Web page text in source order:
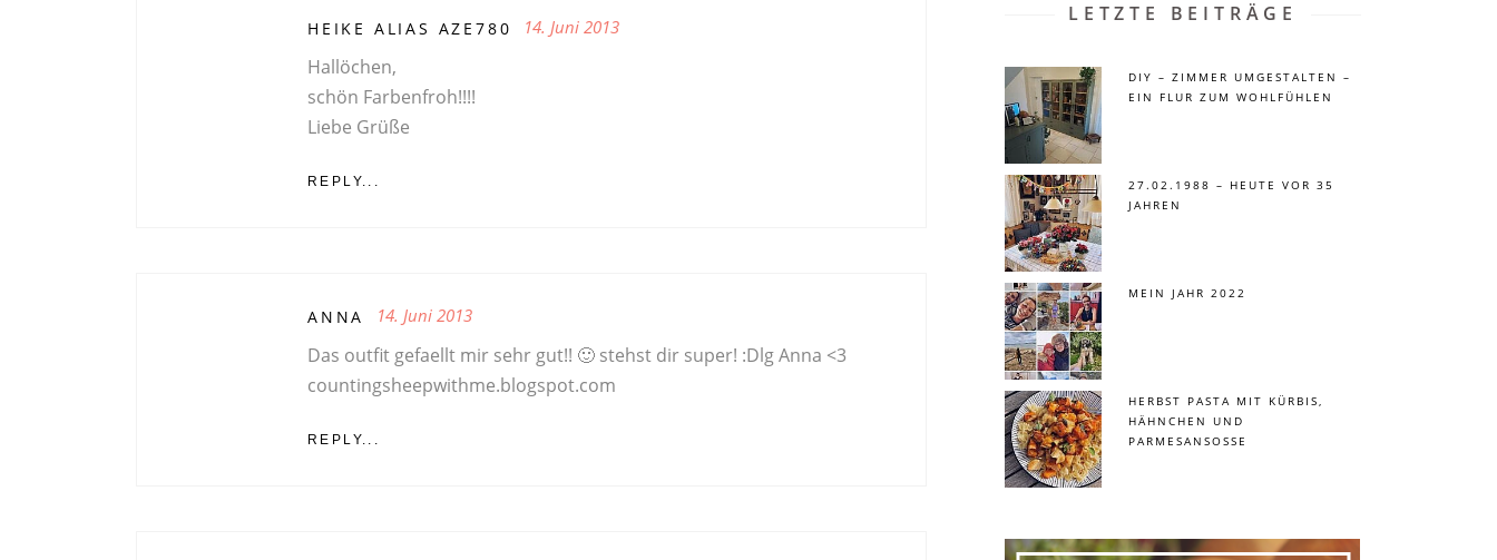
HEIKE ALIAS AZE780 14. Juni 2013
Hallöchen,
schön Farbenfroh!!!!
Liebe Grüße
REPLY...
ANNA 14. Juni 2013
Das outfit gefaellt mir sehr gut!! 🙂 stehst dir super! :Dlg Anna <3
countingsheepwithme.blogspot.com
REPLY...
LETZTE BEITRÄGE
DIY – ZIMMER UMGESTALTEN –
EIN FLUR ZUM WOHLFÜHLEN
27.02.1988 – HEUTE VOR 35
JAHREN
MEIN JAHR 2022
HERBST PASTA MIT KÜRBIS,
HÄHNCHEN UND
PARMESANSOSSE